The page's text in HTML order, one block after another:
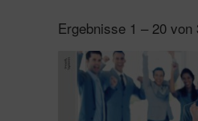
Ergebnisse 1 – 20